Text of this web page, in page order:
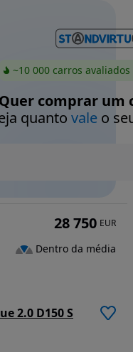
~10 000 carros
Quer comprar um
quanto valeo
2.0 D150 S
28 750 EUR
Dentro da média